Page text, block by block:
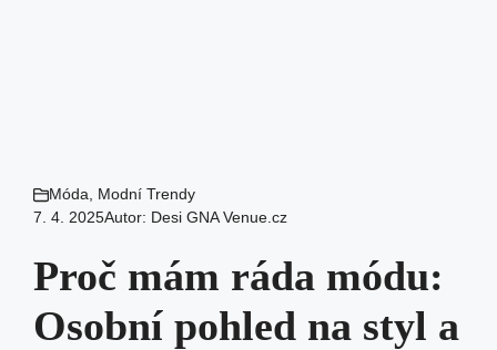
Móda
Modní Trendy
7. 4. 2025Autor: Desi GNA Venue.cz
Proč mám ráda módu:
Osobní pohled na styl a